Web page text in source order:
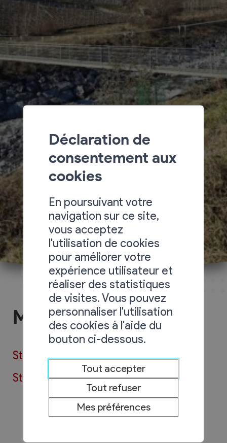
Météo
Station météo de Chamoson
Station météo du Réseau Agrometeo
Déclaration de
consentement aux
cookies
En poursuivant votre
navigation sur ce site,
vous acceptez
l'utilisation de cookies
pour améliorer votre
expérience utilisateur et
réaliser des statistiques
de visites. Vous pouvez
personnaliser l'utilisation
des cookies à l'aide du
bouton ci-dessous.
Tout accepter
Tout refuser
Mes préférences